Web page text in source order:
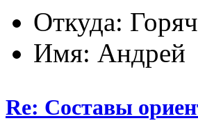
Откуда:
Имя: Андрей
Re: Составы